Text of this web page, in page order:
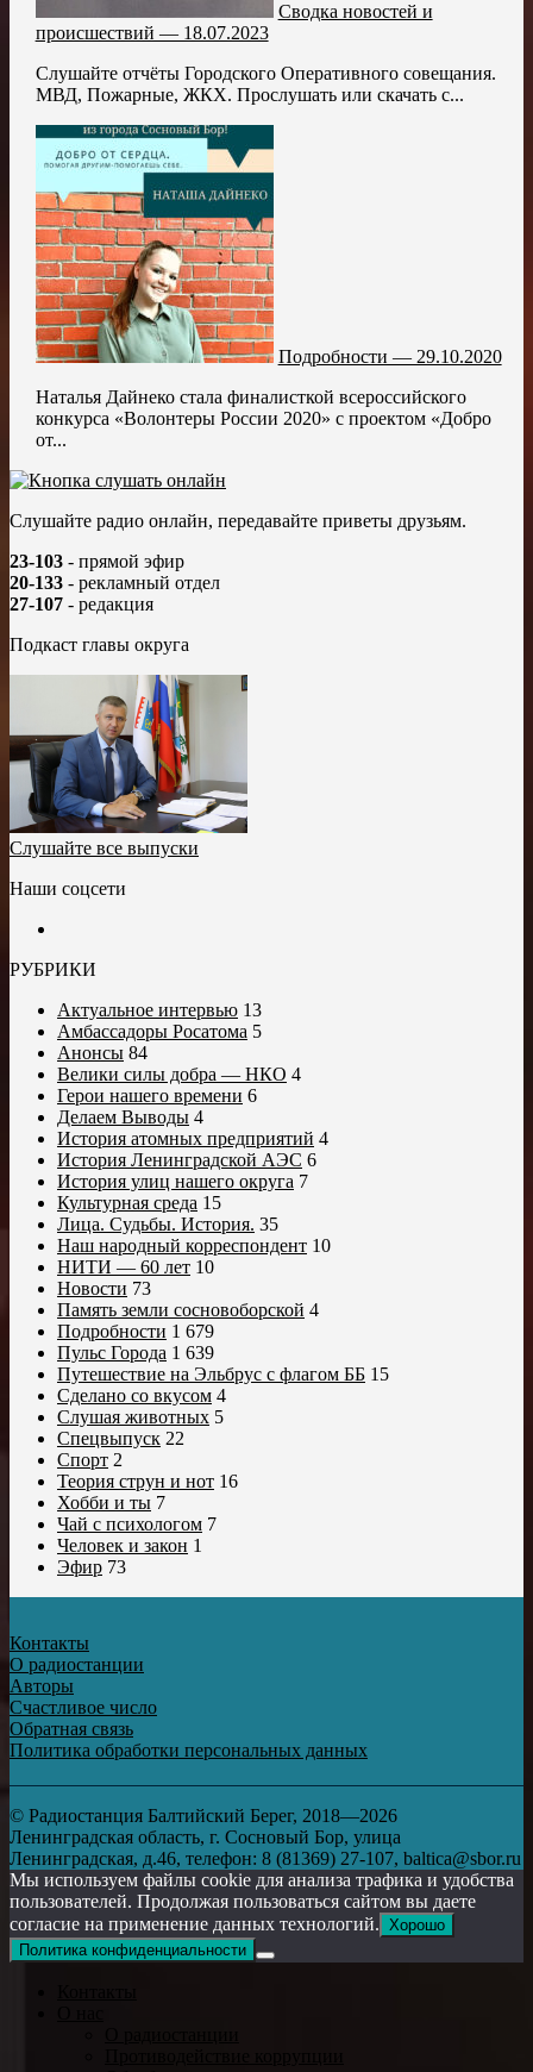
Сводка новостей и
происшествий — 18.07.2023
Слушайте отчёты Городского Оперативного совещания.
МВД, Пожарные, ЖКХ. Прослушать или скачать с...
Подробности — 29.10.2020
Наталья Дайнеко стала финалисткой всероссийского
конкурса «Волонтеры России 2020» с проектом «Добро
от...
Слушайте радио онлайн, передавайте приветы друзьям.
23-103 - прямой эфир
20-133 - рекламный отдел
27-107 - редакция
Подкаст главы округа
Слушайте все выпуски
Наши соцсети
РУБРИКИ
Актуальное интервью 13
Амбассадоры Росатома 5
Анонсы 84
Велики силы добра — НКО 4
Герои нашего времени 6
Делаем Выводы 4
История атомных предприятий 4
История Ленинградской АЭС 6
История улиц нашего округа 7
Культурная среда 15
Лица. Судьбы. История. 35
Наш народный корреспондент 10
НИТИ — 60 лет 10
Новости 73
Память земли сосновоборской 4
Подробности 1 679
Пульс Города 1 639
Путешествие на Эльбрус с флагом ББ 15
Сделано со вкусом 4
Слушая животных 5
Спецвыпуск 22
Спорт 2
Теория струн и нот 16
Хобби и ты 7
Чай с психологом 7
Человек и закон 1
Эфир 73
Контакты
О радиостанции
Авторы
Счастливое число
Обратная связь
Политика обработки персональных данных
© Радиостанция Балтийский Берег, 2018—2026
Ленинградская область, г. Сосновый Бор, улица
Ленинградская, д.46, телефон: 8 (81369) 27-107, baltica@sbor.ru
Мы используем файлы cookie для анализа трафика и удобства
пользователей. Продолжая пользоваться сайтом вы даете
согласие на применение данных технологий. Хорошо
Политика конфиденциальности